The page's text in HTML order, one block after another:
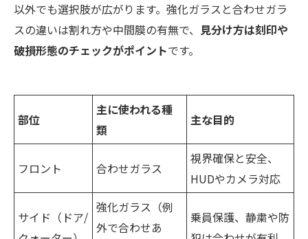
以外でも選択肢が広がります。強化ガラスと合わせガラ
スの違いは割れ方や中間膜の有無で、 見分け方は刻印や
破損形態のチェックがポイントです。
部位
主に使われる種
類
主な目的
フロント 合わせガラス
視界確保と安全、
HUDやカメラ対応
サイド（ドア/
強化ガラス（例
外で合わせあ
乗員保護、静粛や防